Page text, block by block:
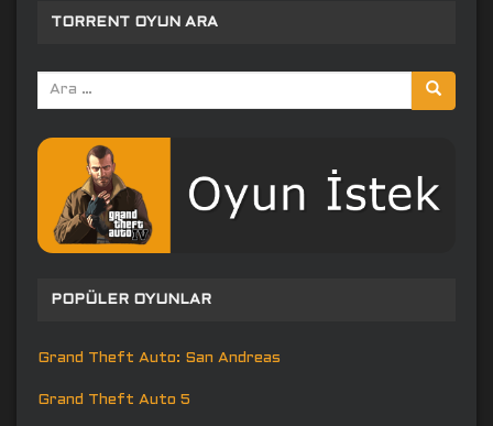
TORRENT OYUN ARA
Arama
yap:
POPÜLER OYUNLAR
Grand Theft Auto: San Andreas
Grand Theft Auto 5